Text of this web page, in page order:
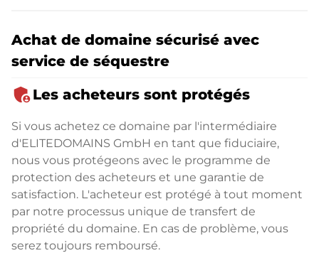
Achat de domaine sécurisé avec
service de séquestre
admin_panel_settingsLes acheteurs sont protégés
Si vous achetez ce domaine par l'intermédiaire
d'ELITEDOMAINS GmbH en tant que fiduciaire,
nous vous protégeons avec le programme de
protection des acheteurs et une garantie de
satisfaction. L'acheteur est protégé à tout moment
par notre processus unique de transfert de
propriété du domaine. En cas de problème, vous
serez toujours remboursé.